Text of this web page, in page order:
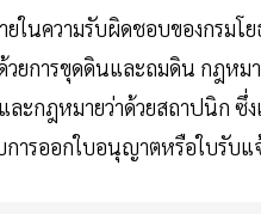
ยในความรับผิดชอบของกรม
ยการขุดดินและถมดิน กฎหม
กฎหมายว่าด้วยสถาปนิก ซึ่
การออกใบอนุญาตหรือใบรับแ